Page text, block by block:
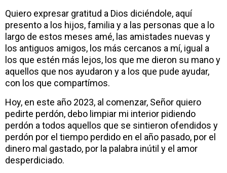
Quiero expresar gratitud a Dios diciéndole, aquí
presento a los hijos, familia y a las personas que a lo
largo de estos meses amé, las amistades nuevas y
los antiguos amigos, los más cercanos a mí, igual a
los que estén más lejos, los que me dieron su mano y
aquellos que nos ayudaron y a los que pude ayudar,
con los que compartímos.
Hoy, en este año 2023, al comenzar, Señor quiero
pedirte perdón, debo limpiar mi interior pidiendo
perdón a todos aquellos que se sintieron ofendidos y
perdón por el tiempo perdido en el año pasado, por el
dinero mal gastado, por la palabra inútil y el amor
desperdiciado.